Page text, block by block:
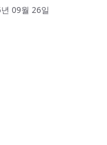
09월 26일